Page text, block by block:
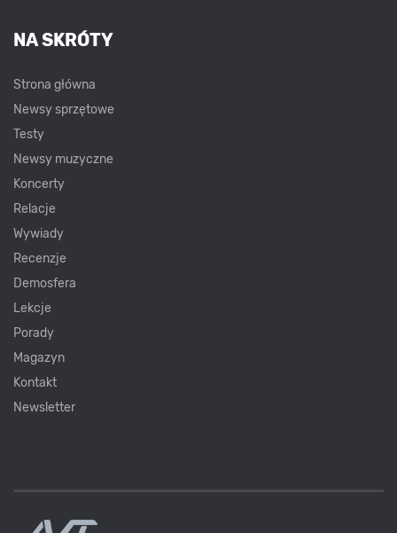
NA SKRÓTY
Strona główna
Newsy sprzętowe
Testy
Newsy muzyczne
Koncerty
Relacje
Wywiady
Recenzje
Demosfera
Lekcje
Porady
Magazyn
Kontakt
Newsletter